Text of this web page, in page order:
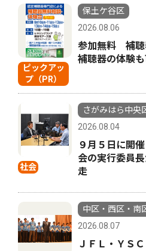
ピックアッ
プ（PR）
保土ケ谷区
2026.08.06
参加無料 補
補聴器の体験
社会
さがみはら中央
2026.08.04
９月５日に開
会の実行委員
走
中区・西区・南
2026.08.07
ＪＦＬ・ＹＳ